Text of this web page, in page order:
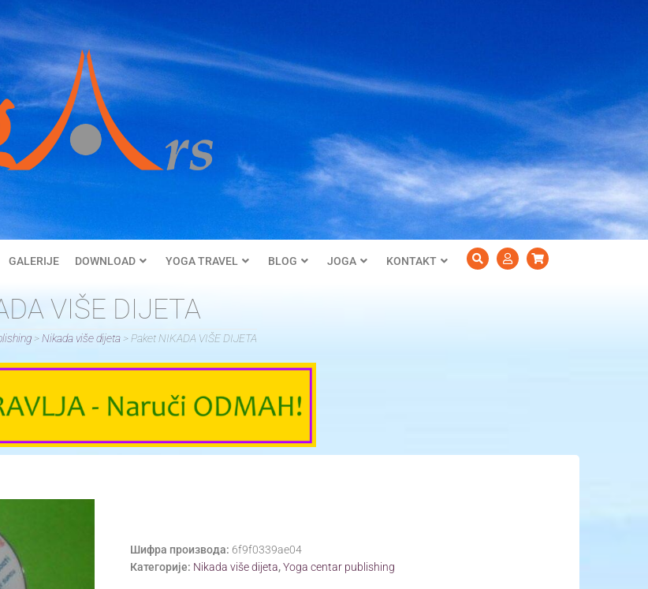
GALERIJE DOWNLOAD YOGA TRAVEL BLOG JOGA KONTAKT
VIŠE DIJETA
>Nikada više dijeta>Paket NIKADA VIŠE DIJETA
Шифра производа: 6f9f0339ae04
Категорије: Nikada više dijeta,Yoga centar publishing